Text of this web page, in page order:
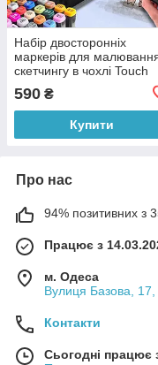
Набір двосторонніх
маркерів для
скетчингу в чохлі Touch
(X05/2520)
590 ₴
Купити
Про нас
94% позитивних з
Працює з
м. Одеса
Вулиця Базова,
Контакти
Сьогодні працює